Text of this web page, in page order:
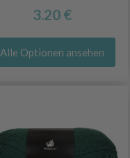
3.20 €
Alle Optionen ansehen